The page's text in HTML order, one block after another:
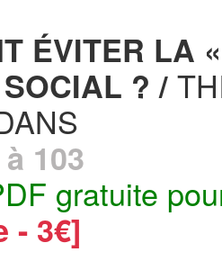
ÉVITER LA
? /
103
gratuite
- 3€]